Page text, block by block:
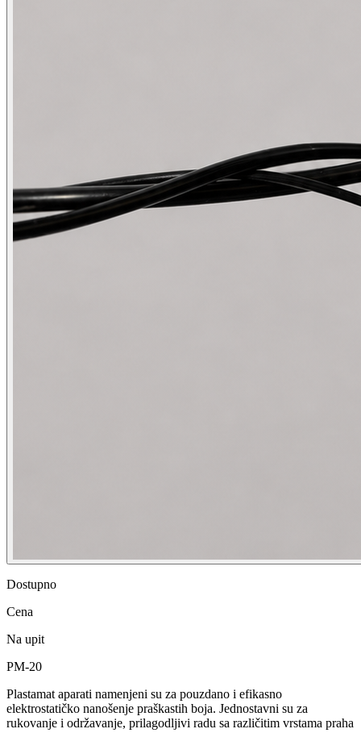
Dostupno
Cena
Na upit
PM-20
Plastamat aparati namenjeni su za pouzdano i efikasno
elektrostatičko nanošenje praškastih boja. Jednostavni su za
rukovanje i održavanje, prilagodljivi radu sa različitim vrstama praha